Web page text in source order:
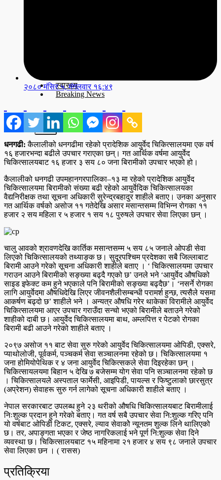
स्वास्थ्य
Breaking News
२०८० मंसिर ५, मंगलवार १६:४९
धनगढी: कैलालीको धनगढीमा रहेको प्रादेशिक आयुर्वेद चिकित्सालयमा एक वर्ष
१६ हजारभन्दा बढीले उपचार गराएका छन्। गत आर्थिक वर्षमा आयुर्वेद
चिकित्सालयबाट १६ हजार ३ सय ८० जना बिरामीको उपचार भएको हो।
कैलालीको धनगढी उपमहानगरपालिका–१३ मा रहेको प्रादेशिक आयुर्वेद
चिकित्सालयमा बिरामीको संख्या बढी रहेको आयुर्वेदिक चिकित्सालयका
वैद्यनिरीक्षक तथा सूचना अधिकारी सुरेन्द्रबहादुर शाहीले बताए। उनका अनुसार
गत आर्थिक वर्षको असोज ११ गतेदेखि असार मसान्तसम्म विभिन्न रोगका ११
हजार २ सय महिला र ५ हजार १ सय १८ पुरुषले उपचार सेवा लिएका छन् ।
चालु आवको श्रावणदेखि कार्तिक मसान्तसम्म ५ सय ८५ जनाले ओपडी सेवा
लिएको चिकित्सालयको तथ्याङ्क छ। सुदूरपश्चिम प्रदेशका सबै जिल्लाबाट
बिरामी आउने गरेको सूचना अधिकारी शाहीले बताए । ‘ चिकित्सालयमा उपचार
गराउन आउने बिरामीको सङ्ख्या बढ्दै गएको छ’ उनले भने ‘आयुर्वेद औषधिको
साइड इफेक्ट कम हुने भएकाले पनि बिरामीको सङ्ख्या बढ्दैछ’। ‘नसर्ने रोगका
लागि आयुर्वेदमा औषधिदेखि लिएर जीवनशैलीसम्बन्धी परामर्श हुन्छ, त्यसैले यसमा
आकर्षण बढ्दो छ’ शाहीले भने । अन्यत्र औषधि गरेर थाकेका विरामीले आयुर्वेद
चिकित्सालयमा आएर उपचार गराउँदा सन्चो भएको बिरामीले बताउने गरेको
शाहीको दाबी छ। आयुर्वेद चिकित्सालयमा बाथ, अम्लपित्त र पेटको रोगका
बिरामी बढी आउने गरेको शाहीले बताए ।
२०९७ असोज ११ बाट सेवा सुरु गरेको आयुर्वेद चिकित्सालयमा ओपिडी, एक्सरे,
प्याथोलोजी, पूर्वकर्म, पञ्चकर्म सेवा सञ्चालनमा रहेको छ। चिकित्सालयमा १
जना होमियोपेथिक र ४ जना आयुर्वेद चिकित्सकले सेवा दिइरहेका छन् ।
चिकित्सायलयमा बिहान ५ देखि ७ बजेसम्म योग सेवा पनि सञ्चालनमा रहेको छ
। चिकित्सालयले अस्पताल फार्मेसी, आइपिडी, पायल्स र फिष्टुलाको छारसुत्र
(अप्रेशन) सेवाहरू सुरु गर्न लागेको सूचना अधिकारी शाहीले बताए ।
नेपाल सरकारबाट उपलब्ध हुने २३ थरीको औषधि चिकित्सालयबाट बिरामीलाई
निःशुल्क प्रदान हुने गरेको बताए। गत वर्ष सबै उपचार सेवा नि:शुल्क गरिए पनि
यो वर्षबाट ओपिडी टिकट, एक्सरे, ल्याव सेवाकोे न्यूनतम शुल्क लिने थालिएको
छ। तर, अपाङ्गता भएका र जेष्ठ नागरिकलाई भने पूर्ण नि:शुल्क सेवा दिने
व्यवस्था छ। चिकित्सालयबाट १५ महिनामा २१ हजार ४ सय ९८ जनाले उपचार
सेवा लिएका छन । ( रासस)
प्रतिक्रिया